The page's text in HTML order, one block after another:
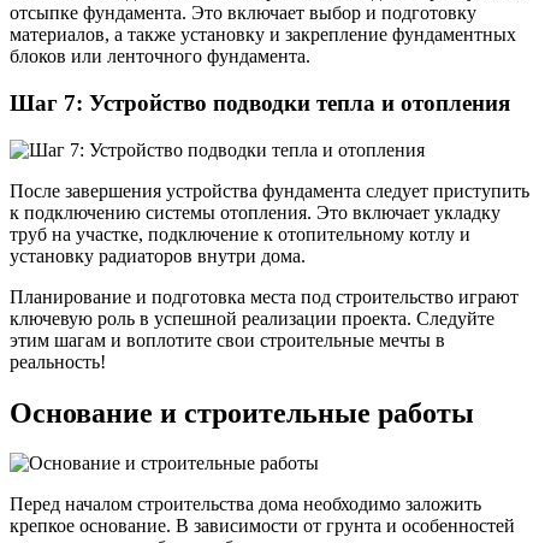
отсыпке фундамента. Это включает выбор и подготовку
материалов, а также установку и закрепление фундаментных
блоков или ленточного фундамента.
Шаг 7: Устройство подводки тепла и отопления
После завершения устройства фундамента следует приступить
к подключению системы отопления. Это включает укладку
труб на участке, подключение к отопительному котлу и
установку радиаторов внутри дома.
Планирование и подготовка места под строительство играют
ключевую роль в успешной реализации проекта. Следуйте
этим шагам и воплотите свои строительные мечты в
реальность!
Основание и строительные работы
Перед началом строительства дома необходимо заложить
крепкое основание. В зависимости от грунта и особенностей